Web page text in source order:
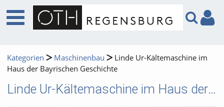
Kategorien Maschinenbau
Linde Ur-Kältemaschine im
Haus der Bayrischen Geschichte
Linde Ur-Kältemaschine im Haus der Bayrischen Geschichte